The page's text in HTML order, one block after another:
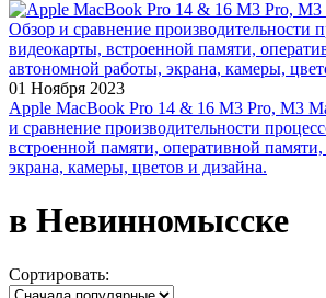
01 Ноября 2023
Apple MacBook Pro 14 & 16 M3 Pro, M3
и сравнение производительности
встроенной памяти, оперативной
экрана, камеры, цветов и дизайна.
в Невинномысске
Сортировать: